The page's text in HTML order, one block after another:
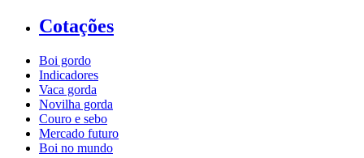
Cotações
Boi gordo
Indicadores
Vaca gorda
Novilha gorda
Couro e sebo
Mercado futuro
Boi no mundo